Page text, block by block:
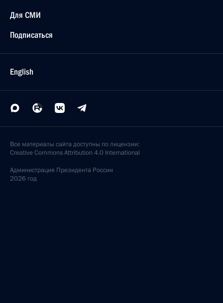
Для СМИ
Подписаться
English
Все материалы сайта доступны по лицензии:
Creative Commons Attribution 4.0 International
Администрация Президента России
2026 год